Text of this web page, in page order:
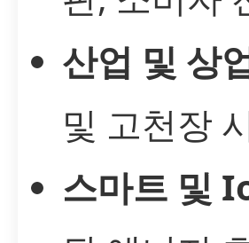
산업 및 상
및 고천장
스마트 및